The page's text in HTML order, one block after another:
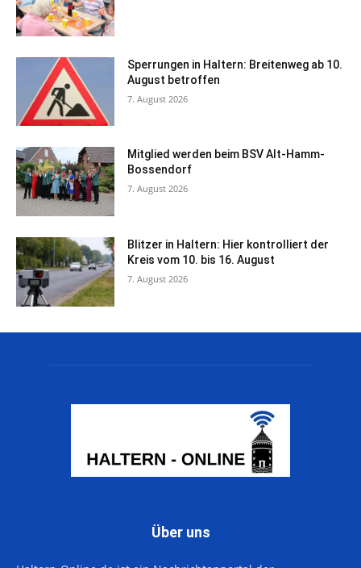
Sperrungen in Haltern: Breitenweg ab 10.
August betroffen
7. August 2026
Mitglied werden beim BSV Alt-Hamm-
Bossendorf
7. August 2026
Blitzer in Haltern: Hier kontrolliert der
Kreis vom 10. bis 16. August
7. August 2026
Über uns